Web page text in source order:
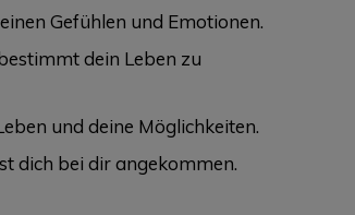
Gefühlen und Emotionen.
dein Leben zu
und deine Möglichkeiten.
dich bei dir angekommen.